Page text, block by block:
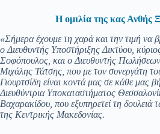
Η ομιλία της κας Ανθής
«Σήμερα έχουμε τη χαρά και την τιμή να
ο Διευθυντής Υποστήριξης Δικτύου,
Σοφόπουλος, και ο Διευθυντής
Μιχάλης Τάτσης, που με τον συνεργάτη
Γιουρτσίδη είναι κοντά μας σε κάθε μας
Διευθύντρια Υποκαταστήματος
Βαχαρακίδου, που εξυπηρετεί τη
της Κεντρικής Μακεδονίας.